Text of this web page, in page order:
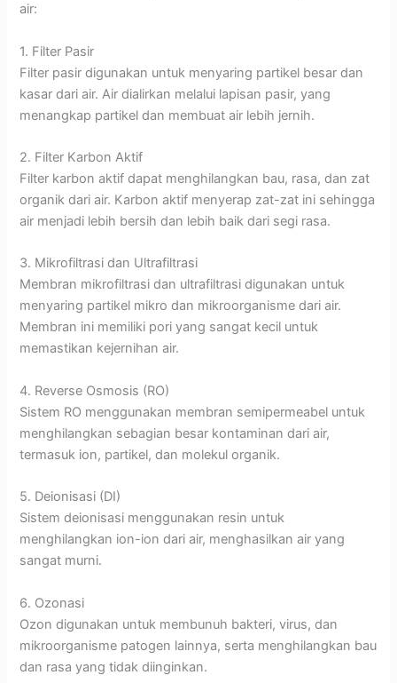
air:
1. Filter Pasir
Filter pasir digunakan untuk menyaring partikel besar dan
kasar dari air. Air dialirkan melalui lapisan pasir, yang
menangkap partikel dan membuat air lebih jernih.
2. Filter Karbon Aktif
Filter karbon aktif dapat menghilangkan bau, rasa, dan zat
organik dari air. Karbon aktif menyerap zat-zat ini sehingga
air menjadi lebih bersih dan lebih baik dari segi rasa.
3. Mikrofiltrasi dan Ultrafiltrasi
Membran mikrofiltrasi dan ultrafiltrasi digunakan untuk
menyaring partikel mikro dan mikroorganisme dari air.
Membran ini memiliki pori yang sangat kecil untuk
memastikan kejernihan air.
4. Reverse Osmosis (RO)
Sistem RO menggunakan membran semipermeabel untuk
menghilangkan sebagian besar kontaminan dari air,
termasuk ion, partikel, dan molekul organik.
5. Deionisasi (DI)
Sistem deionisasi menggunakan resin untuk
menghilangkan ion-ion dari air, menghasilkan air yang
sangat murni.
6. Ozonasi
Ozon digunakan untuk membunuh bakteri, virus, dan
mikroorganisme patogen lainnya, serta menghilangkan bau
dan rasa yang tidak diinginkan.